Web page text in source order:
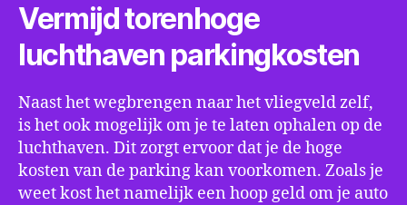
Vermijd torenhoge
luchthaven parkingkosten
Naast het wegbrengen naar het vliegveld zelf,
is het ook mogelijk om je te laten ophalen op de
luchthaven. Dit zorgt ervoor dat je de hoge
kosten van de parking kan voorkomen. Zoals je
weet kost het namelijk een hoop geld om je auto